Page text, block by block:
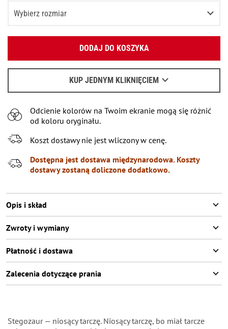
Wybierz rozmiar
XS
DODAJ DO KOSZYKA
KUP JEDNYM KLIKNIĘCIEM
Kiedy czekać na e-mail - przeczytajtu.
Odcienie kolorów na Twoim ekranie mogą się różnić
od koloru oryginału.
Koszt dostawy nie jest wliczony w cenę.
Dostępna jest dostawa międzynarodowa. Koszty
dostawy zostaną doliczone dodatkowo.
Opis i skład
Zwroty i wymiany
Płatność i dostawa
Zalecenia dotyczące prania
Stegozaur — niosący tarczę. Niosący tarczę, bo miał tarcze